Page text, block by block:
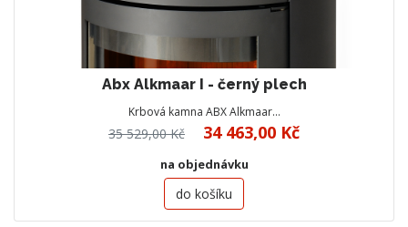
Abx Alkmaar I - černý plech
Krbová kamna ABX Alkmaar…
35 529,00 Kč 34 463,00 Kč
na objednávku
do košíku